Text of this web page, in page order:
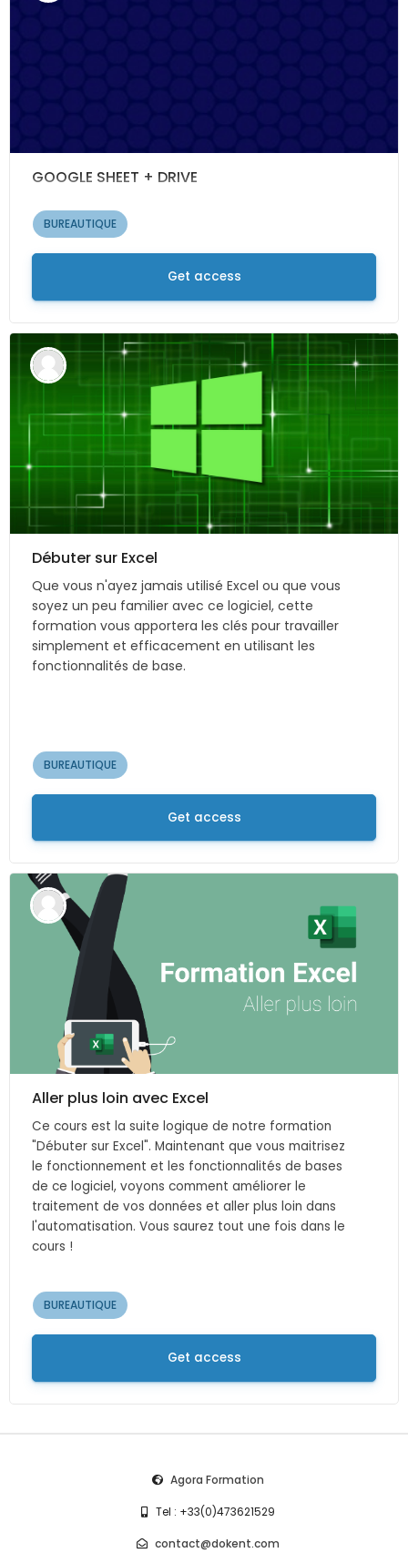
GOOGLE SHEET + DRIVE
BUREAUTIQUE
Get access
Débuter sur Excel
Que vous n'ayez jamais utilisé Excel ou que vous
soyez un peu familier avec ce logiciel, cette
formation vous apportera les clés pour travailler
simplement et efficacement en utilisant les
fonctionnalités de base.
BUREAUTIQUE
Get access
Aller plus loin avec Excel
Ce cours est la suite logique de notre formation
"Débuter sur Excel". Maintenant que vous maitrisez
le fonctionnement et les fonctionnalités de bases
de ce logiciel, voyons comment améliorer le
traitement de vos données et aller plus loin dans
l'automatisation. Vous saurez tout une fois dans le
cours !
BUREAUTIQUE
Get access
Agora Formation
Tel : +33(0)473621529
contact@dokent.com